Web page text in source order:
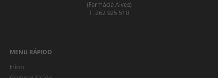
(Farmácia Alves)
T. 262 925 510
MENU RÁPIDO
Início